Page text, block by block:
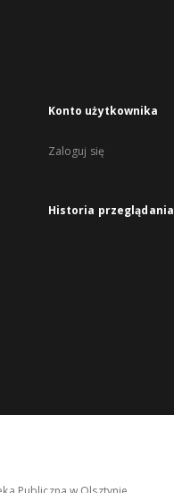
Konto użytkownika
Zaloguj się
Historia przeglądania